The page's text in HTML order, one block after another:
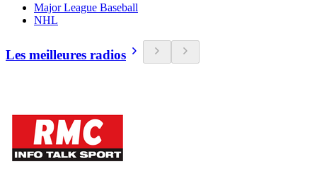
Major League Baseball
NHL
Les meilleures radios